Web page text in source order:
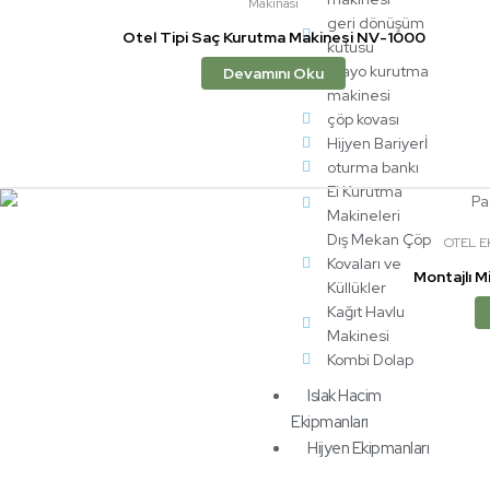
geri dönüşüm
kutusu
mayo kurutma
makinesi
çöp kovası
Hijyen Bariyerİ
oturma bankı
El Kurutma
Makineleri
Dış Mekan Çöp
Kovaları ve
Küllükler
Kağıt Havlu
Makinesi
Kombi Dolap
Islak Hacim
Ekipmanları
Hijyen Ekipmanları
Otel Tipi Saç Kurutma Makinesi NV-1000
Devamını Oku
OTEL
Montajlı